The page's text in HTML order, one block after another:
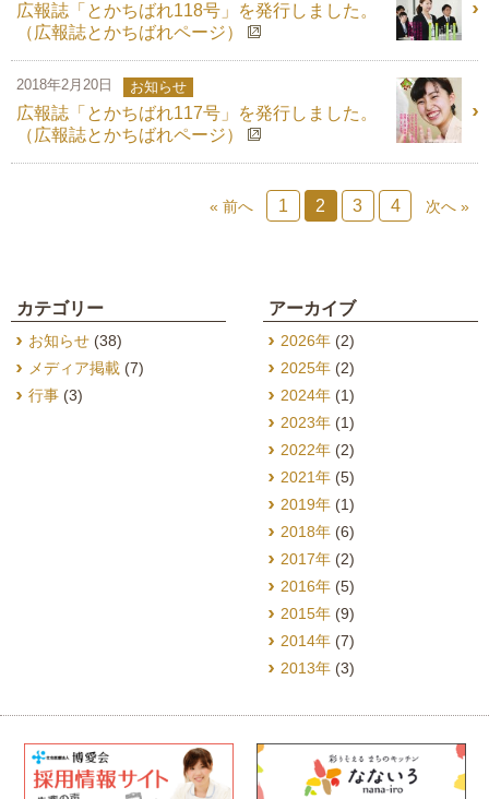
広報誌「とかちばれ118号」を発行しました。
（広報誌とかちばれページ）
2018年2月20日 お知らせ
広報誌「とかちばれ117号」を発行しました。
（広報誌とかちばれページ）
« 前へ 1 2 3 4 次へ »
カテゴリー
お知らせ (38)
メディア掲載 (7)
行事 (3)
アーカイブ
2026年 (2)
2025年 (2)
2024年 (1)
2023年 (1)
2022年 (2)
2021年 (5)
2019年 (1)
2018年 (6)
2017年 (2)
2016年 (5)
2015年 (9)
2014年 (7)
2013年 (3)